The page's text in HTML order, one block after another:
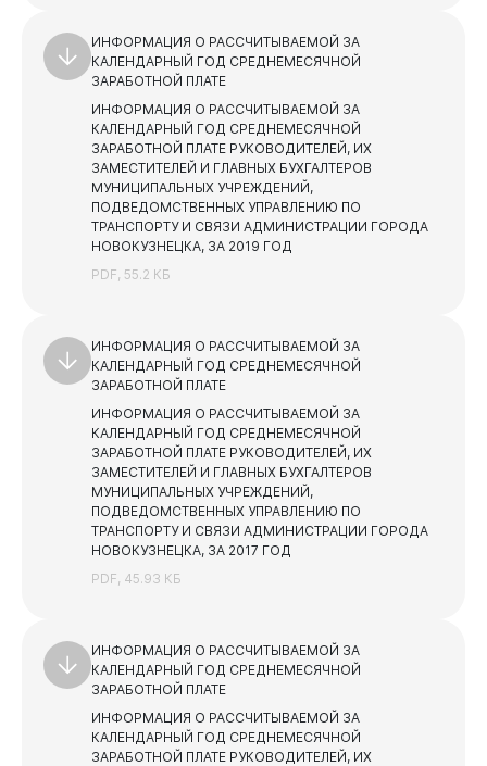
Виртуальнаяприемная
ИНФОРМАЦИЯ О РАССЧИТЫВАЕМОЙ ЗА
КАЛЕНДАРНЫЙ ГОД СРЕДНЕМЕСЯЧНОЙ
ЗАРАБОТНОЙ ПЛАТЕ
ИНФОРМАЦИЯ О РАССЧИТЫВАЕМОЙ ЗА
КАЛЕНДАРНЫЙ ГОД СРЕДНЕМЕСЯЧНОЙ
ЗАРАБОТНОЙ ПЛАТЕ РУКОВОДИТЕЛЕЙ, ИХ
ЗАМЕСТИТЕЛЕЙ И ГЛАВНЫХ БУХГАЛТЕРОВ
МУНИЦИПАЛЬНЫХ УЧРЕЖДЕНИЙ,
ПОДВЕДОМСТВЕННЫХ УПРАВЛЕНИЮ ПО
ТРАНСПОРТУ И СВЯЗИ АДМИНИСТРАЦИИ ГОРОДА
НОВОКУЗНЕЦКА, ЗА 2019 ГОД
PDF, 55.2 КБ
ИНФОРМАЦИЯ О РАССЧИТЫВАЕМОЙ ЗА
КАЛЕНДАРНЫЙ ГОД СРЕДНЕМЕСЯЧНОЙ
ЗАРАБОТНОЙ ПЛАТЕ
ИНФОРМАЦИЯ О РАССЧИТЫВАЕМОЙ ЗА
КАЛЕНДАРНЫЙ ГОД СРЕДНЕМЕСЯЧНОЙ
ЗАРАБОТНОЙ ПЛАТЕ РУКОВОДИТЕЛЕЙ, ИХ
ЗАМЕСТИТЕЛЕЙ И ГЛАВНЫХ БУХГАЛТЕРОВ
МУНИЦИПАЛЬНЫХ УЧРЕЖДЕНИЙ,
ПОДВЕДОМСТВЕННЫХ УПРАВЛЕНИЮ ПО
ТРАНСПОРТУ И СВЯЗИ АДМИНИСТРАЦИИ ГОРОДА
НОВОКУЗНЕЦКА, ЗА 2017 ГОД
PDF, 45.93 КБ
ИНФОРМАЦИЯ О РАССЧИТЫВАЕМОЙ ЗА
КАЛЕНДАРНЫЙ ГОД СРЕДНЕМЕСЯЧНОЙ
ЗАРАБОТНОЙ ПЛАТЕ
ИНФОРМАЦИЯ О РАССЧИТЫВАЕМОЙ ЗА
КАЛЕНДАРНЫЙ ГОД СРЕДНЕМЕСЯЧНОЙ
ЗАРАБОТНОЙ ПЛАТЕ РУКОВОДИТЕЛЕЙ, ИХ